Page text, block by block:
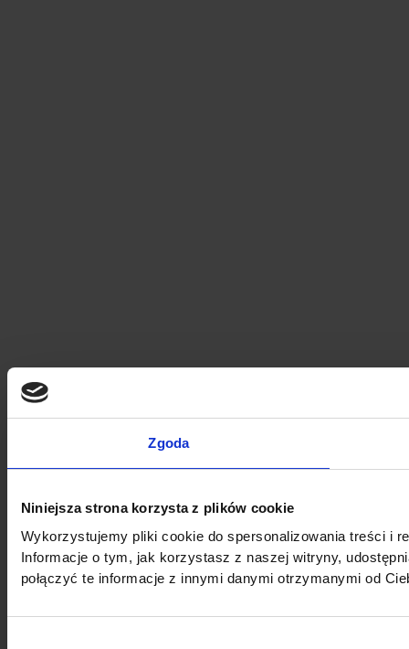
Zgoda
Niniejsza strona korzysta z plików cookie
Wykorzystujemy pliki cookie do spersonalizowania treści i
Informacje o tym, jak korzystasz z naszej witryny,
połączyć te informacje z innymi danymi otrzymanymi od